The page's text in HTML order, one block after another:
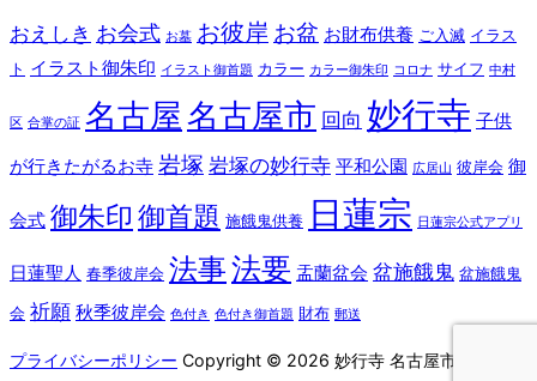
おえしき お会式 お墓 お彼岸 お盆 お財布供養 ご入滅 イラス
ト イラスト御朱印 イラスト御首題 カラー カラー御朱印 コロナ サイフ 中村
区 合掌の証 名古屋名古屋市 回向 妙行寺 子供
が行きたがるお寺 岩塚 岩塚の妙行寺 平和公園 広居山 彼岸会 御
会式 御朱印 御首題 施餓鬼供養 日蓮宗 日蓮宗公式アプリ
日蓮聖人 春季彼岸会 法事法要 盂蘭盆会 盆施餓鬼 盆施餓鬼
会 祈願 秋季彼岸会 色付き 色付き御首題 財布 郵送
プライバシーポリシー Copyright © 2026 妙行寺 名古屋市 中村区